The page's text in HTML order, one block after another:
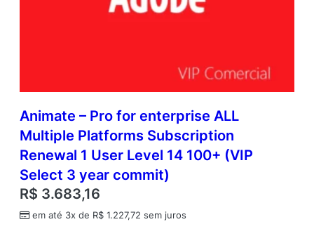
Animate – Pro for enterprise ALL
Multiple Platforms Subscription
Renewal 1 User Level 14 100+ (VIP
Select 3 year commit)
R$ 3.683,16
em até 3x de R$ 1.227,72 sem juros